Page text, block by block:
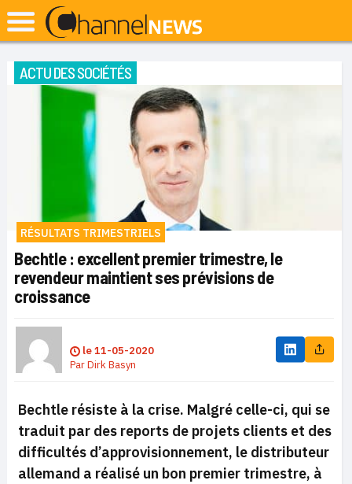
ACTU DES SOCIÉTÉS
RÉSULTATS TRIMESTRIELS
Bechtle : excellent premier trimestre, le
revendeur maintient ses prévisions de
croissance
le11-05-2020
ParDirk Basyn
Bechtle résiste à la crise. Malgré celle-ci, qui se
traduit par des reports de projets clients et des
difficultés d’approvisionnement, le distributeur
allemand a réalisé un bon premier trimestre, à